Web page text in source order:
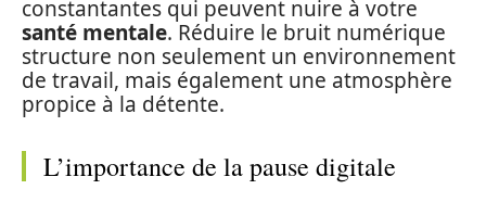
constantantes qui peuvent nuire à votre
santé mentale. Réduire le bruit numérique
structure non seulement un environnement
de travail, mais également une atmosphère
propice à la détente.
L’importance de la pause digitale